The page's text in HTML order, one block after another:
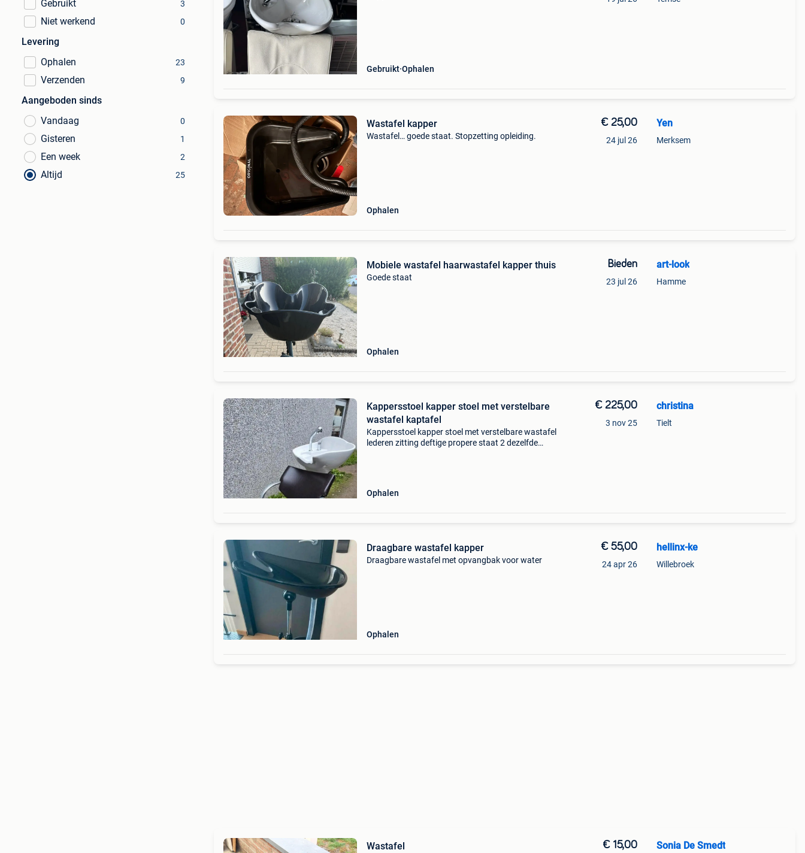
Gebruikt 3
Niet werkend 0
Levering
Ophalen
23
Verzenden 9
Aangeboden sinds
Vandaag
0
Gisteren 1
Een week 2
Altijd 25
Gebruikt Ophalen
Wastafel kapper
Wastafel… goede staat. Stopzetting opleiding.
Ophalen
€ 25,00
24 jul 26
Yen
Merksem
Mobiele wastafel haarwastafel kapper thuis
Goede staat
Ophalen
Bieden
23 jul 26
art-look
Hamme
Kappersstoel kapper stoel met verstelbare
wastafel kaptafel
Kappersstoel kapper stoel met verstelbare wastafel
lederen zitting deftige propere staat 2 dezelfde
Ophalen
€ 225,00
3 nov 25
christina
Tielt
Draagbare wastafel kapper
Draagbare wastafel met opvangbak voor water
Ophalen
€ 55,00
24 apr 26
hellinx-ke
Willebroek
Wastafel € 15,00 Sonia De Smedt